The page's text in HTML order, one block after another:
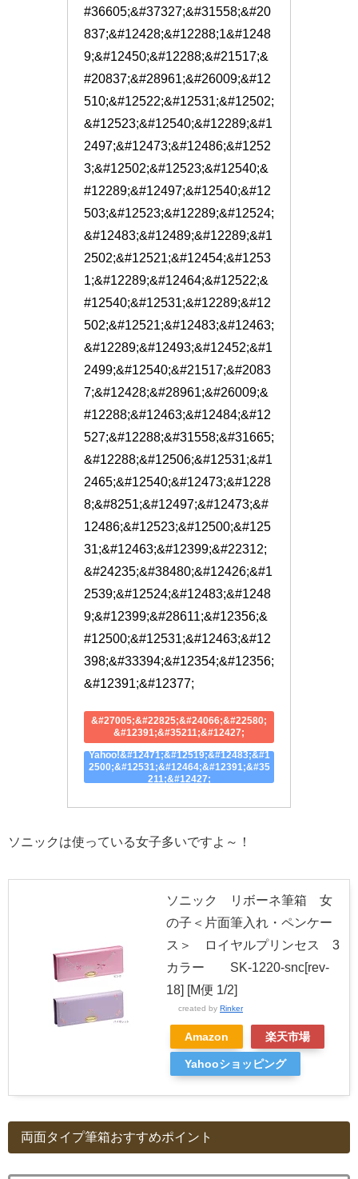
#36605;&#37327;&#31558;&#20
837;&#12428;&#12288;1&#1248
9;&#12450;&#12288;&#21517;&
#20837;&#28961;&#26009;&#12
510;&#12522;&#12531;&#12502;
&#12523;&#12540;&#12289;&#1
2497;&#12473;&#12486;&#1252
3;&#12502;&#12523;&#12540;&
#12289;&#12497;&#12540;&#12
503;&#12523;&#12289;&#12524;
&#12483;&#12489;&#12289;&#1
2502;&#12521;&#12454;&#1253
1;&#12289;&#12464;&#12522;&
#12540;&#12531;&#12289;&#12
502;&#12521;&#12483;&#12463;
&#12289;&#12493;&#12452;&#1
2499;&#12540;&#21517;&#2083
7;&#12428;&#28961;&#26009;&
#12288;&#12463;&#12484;&#12
527;&#12288;&#31558;&#31665;
&#12288;&#12506;&#12531;&#1
2465;&#12540;&#12473;&#1228
8;&#8251;&#12497;&#12473;&#
12486;&#12523;&#12500;&#125
31;&#12463;&#12399;&#22312;
&#24235;&#38480;&#12426;&#1
2539;&#12524;&#12483;&#1248
9;&#12399;&#28611;&#12356;&
#12500;&#12531;&#12463;&#12
398;&#33394;&#12354;&#12356;
&#12391;&#12377;
&#27005;&#22825;&#24066;&#22580;
&#12391;&#35211;&#12427;
Yahoo!&#12471;&#12519;&#12483;&#1
2500;&#12531;&#12464;&#12391;&#35
211;&#12427;
ソニックは使っている女子多いですよ～！
ソニック リボーネ筆箱 女
の子＜片面筆入れ・ペンケー
ス＞ ロイヤルプリンセス 3
カラー SK-1220-snc[rev-
18] [M便 1/2]
created by Rinker
Amazon 楽天市場
Yahooショッピング
両面タイプ筆箱おすすめポイント